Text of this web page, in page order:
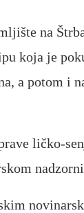
na
koja je
a potom i
ličko-